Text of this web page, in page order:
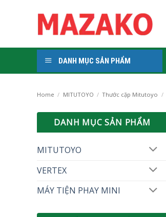
DANH MỤC SẢN PHẨM
Home / MITUTOYO / Thước cặp Mitutoyo /
DANH MỤC SẢN PHẨM
MITUTOYO
VERTEX
MÁY TIỆN PHAY MINI